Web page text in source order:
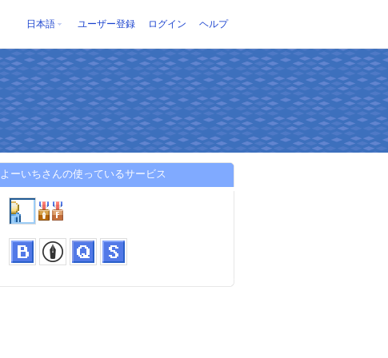
日本語 ユーザー登録 ログイン ヘルプ
よーいちさんの使っているサービス